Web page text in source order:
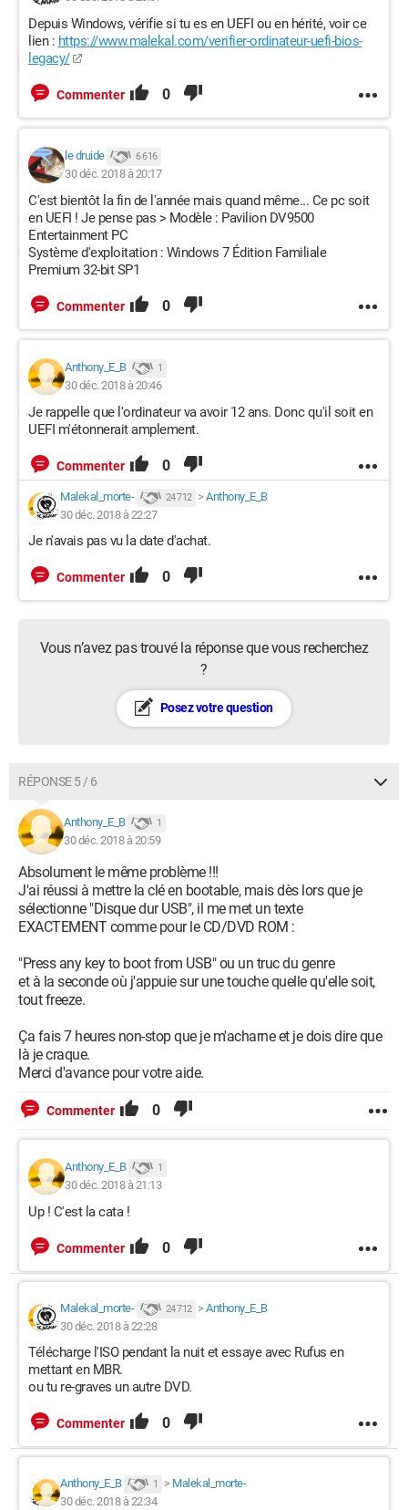
Depuis Windows, vérifie si tu es en UEFI ou en hérité, voir ce
lien : https://www.malekal.com/verifier-ordinateur-uefi-bios-
legacy/
Commenter 0
le druide 6 616
30 déc. 2018 à 20:17
C'est bientôt la fin de l'année mais quand même... Ce pc soit
en UEFI ! Je pense pas > Modèle : Pavilion DV9500
Entertainment PC
Système d'exploitation : Windows 7 Édition Familiale
Premium 32-bit SP1
Commenter 0
Anthony_E_B 1
30 déc. 2018 à 20:46
Je rappelle que l'ordinateur va avoir 12 ans. Donc qu'il soit en
UEFI m'étonnerait amplement.
Commenter 0
Malekal_morte- 24 712 > Anthony_E_B
30 déc. 2018 à 22:27
Je n'avais pas vu la date d'achat.
Commenter 0
Vous n’avez pas trouvé la réponse que vous recherchez
?
Posez votre question
RÉPONSE 5 / 6
Anthony_E_B 1
30 déc. 2018 à 20:59
Absolument le même problème !!!
J'ai réussi à mettre la clé en bootable, mais dès lors que je
sélectionne "Disque dur USB", il me met un texte
EXACTEMENT comme pour le CD/DVD ROM :
"Press any key to boot from USB" ou un truc du genre
et à la seconde où j'appuie sur une touche quelle qu'elle soit,
tout freeze.
Ça fais 7 heures non-stop que je m'acharne et je dois dire que
là je craque.
Merci d'avance pour votre aide.
Commenter 0
Anthony_E_B 1
30 déc. 2018 à 21:13
Up ! C'est la cata !
Commenter 0
Malekal_morte- 24 712 > Anthony_E_B
30 déc. 2018 à 22:28
Télécharge l'ISO pendant la nuit et essaye avec Rufus en
mettant en MBR.
ou tu re-graves un autre DVD.
Commenter 0
Anthony_E_B 1 > Malekal_morte-
30 déc. 2018 à 22:34